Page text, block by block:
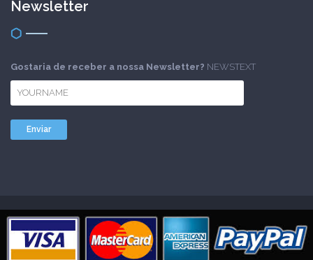
Newsletter
Gostaria de receber a nossa Newsletter? NEWSTEXT